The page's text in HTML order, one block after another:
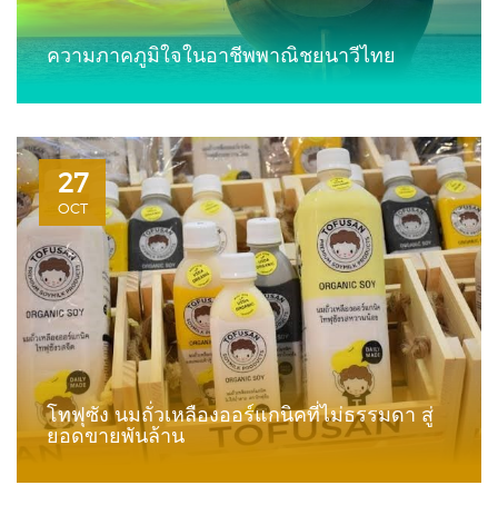
ความภาคภูมิใจในอาชีพพาณิชยนาวีไทย
27
OCT
โทฟุซัง นมถั่วเหลืองออร์แกนิคที่ไม่ธรรมดา สู่
ยอดขายพันล้าน